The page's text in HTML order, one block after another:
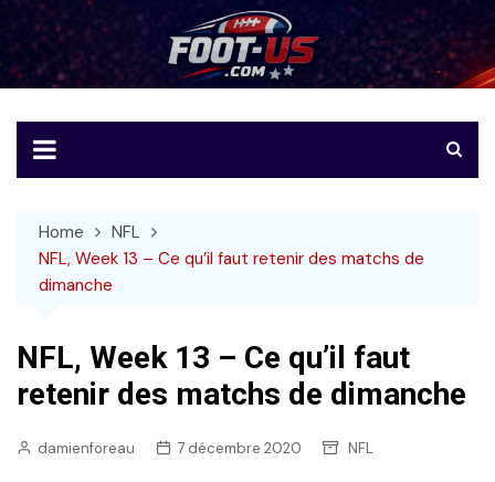
to
content
Foot-US
Le football américain en français
Home
NFL
NFL, Week 13 – Ce qu’il faut retenir des matchs de
dimanche
NFL, Week 13 – Ce qu’il faut
retenir des matchs de dimanche
damienforeau 7 décembre 2020 NFL